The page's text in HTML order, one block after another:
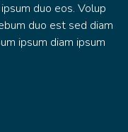
duo eos. Volup
duo est sed diam
ipsum diam ipsum